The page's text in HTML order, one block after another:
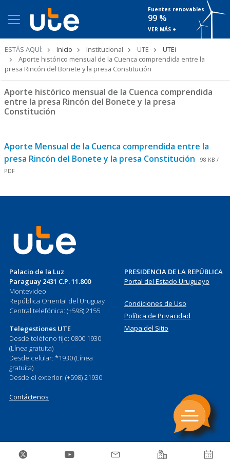
Fuentes renovables
99 %
VER MÁS +
ESTÁS AQUÍ: Inicio Institucional UTE
UTEi
Aporte histórico mensual de la Cuenca comprendida entre la
presa Rincón del Bonete y la presa Constitución
Aporte histórico mensual de la Cuenca comprendida
entre la presa Rincón del Bonete y la presa
Constitución
Aporte Mensual de la Cuenca comprendida entre la
presa Rincón del Bonete y la presa Constitución
98 KB /
PDF
Palacio de la Luz
Paraguay 2431 C.P. 11.800
Montevideo
República Oriental del Uruguay
Central telefónica: (+598) 2155
Telegestiones UTE
Desde teléfono fijo: 0800 1930
(Línea gratuita)
Desde celular: *1930 (Línea
gratuita)
Desde el exterior: (+598) 21930
Contáctenos
PRESIDENCIA DE LA REPÚBLICA
Portal del Estado Uruguayo
Condiciones de Uso
Política de Privacidad
Mapa del Sitio